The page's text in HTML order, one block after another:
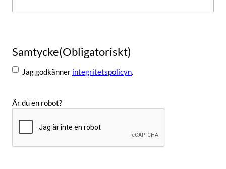
Samtycke(Obligatoriskt)
Jag godkänner integritetspolicyn.
Är du en robot?